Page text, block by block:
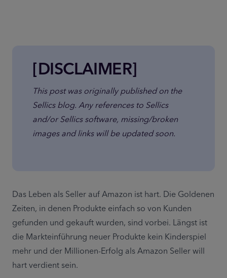
[DISCLAIMER]
This post was originally published on the
Sellics blog. Any references to Sellics
and/or Sellics software, missing/broken
images and links will be updated soon.
Das Leben als Seller auf Amazon ist hart. Die Goldenen
Zeiten, in denen Produkte einfach so von Kunden
gefunden und gekauft wurden, sind vorbei. Längst ist
die Markteinführung neuer Produkte kein Kinderspiel
mehr und der Millionen-Erfolg als Amazon Seller will
hart verdient sein.